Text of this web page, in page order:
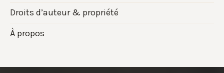
Droits d’auteur & propriété
À propos